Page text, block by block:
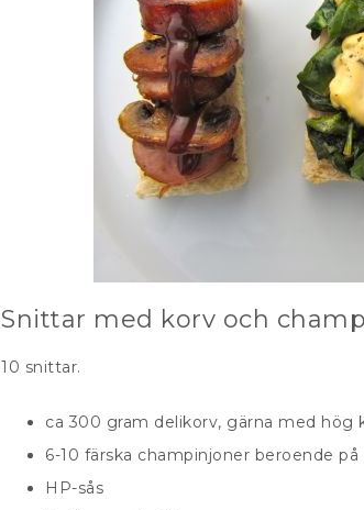
Snittar med korv och
10 snittar.
ca 300 gram delikorv, gärna med hög
6-10 färska champinjoner beroende
HP-sås